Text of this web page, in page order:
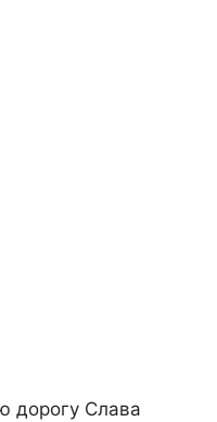
дорогу Слава